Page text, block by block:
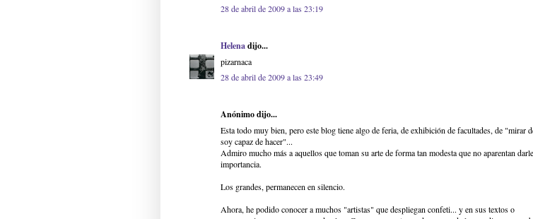
28 de abril de 2009 a las 23:19
Helenadijo...
pizarnaca
28 de abril de 2009 a las 23:49
Anónimo dijo...
Esta todo muy bien, pero este blog tiene algo de feria, de exhibición de facultades, de "mirar
soy capaz de hacer"...
Admiro mucho más a aquellos que toman su arte de forma tan modesta que no aparentan darle
importancia.
Los grandes, permanecen en silencio.
Ahora, he podido conocer a muchos "artistas" que despliegan confeti... y en sus textos o